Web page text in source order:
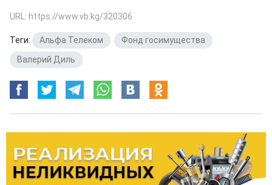
URL: https://www.vb.kg/320306
Теги: Альфа Телеком Фонд госимущества
Валерий Диль